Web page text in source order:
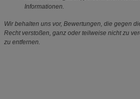
Informationen.
Wir behalten uns vor, Bewertungen, die gegen
Recht verstoßen, ganz oder teilweise nicht zu
zu entfernen.